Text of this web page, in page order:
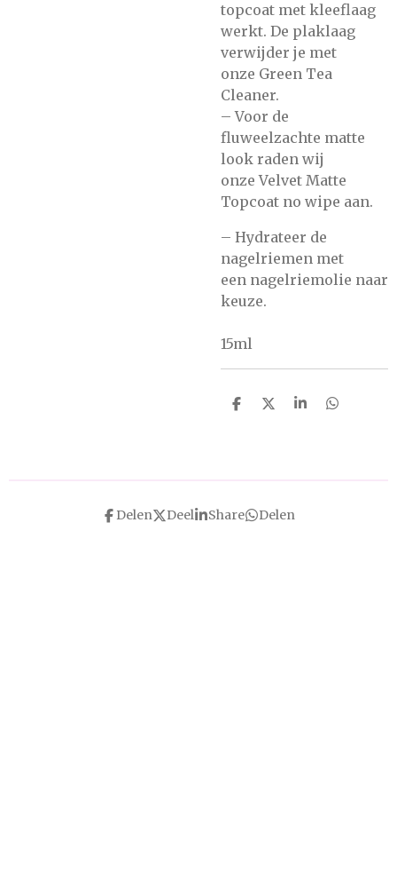
topcoat met kleeflaag
werkt. De plaklaag
verwijder je met
onze Green Tea
Cleaner.
– Voor de
fluweelzachte matte
look raden wij
onze Velvet Matte
Topcoat no wipe aan.
– Hydrateer de
nagelriemen met
een nagelriemolie naar
keuze.
15ml
D
D
S
D
Delen Deel Share Delen